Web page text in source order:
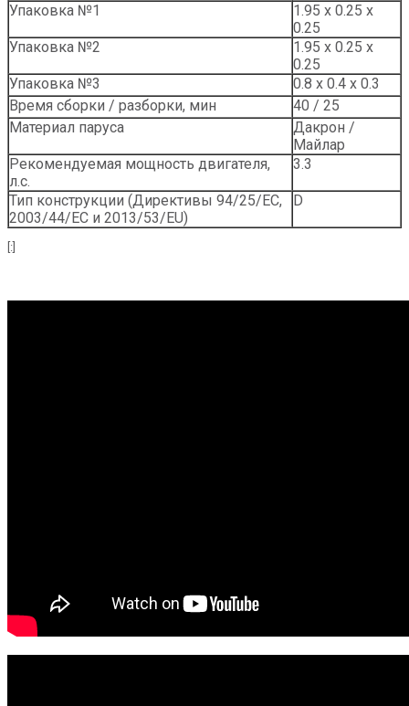
Упаковка №1
1.95 х 0.25 х
0.25
Упаковка №2
1.95 х 0.25 х
0.25
Упаковка №3
0.8 х 0.4 х 0.3
Время сборки / разборки, мин
40 / 25
Материал паруса
Дакрон /
Майлар
Рекомендуемая мощность двигателя,
л.с.
3.3
Тип конструкции (Директивы 94/25/EC,
2003/44/EC и 2013/53/EU)
D
[:]